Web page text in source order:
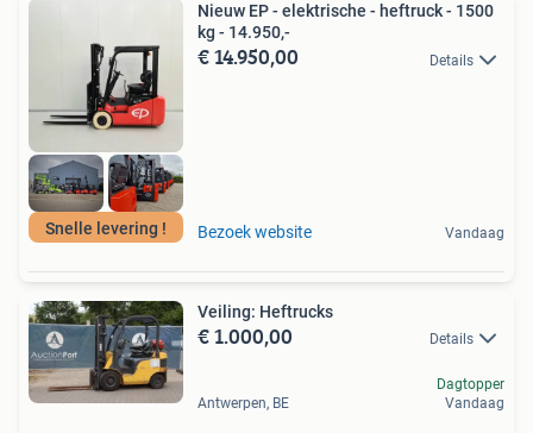
Snelle levering !
Nieuw EP - elektrische - heftruck - 1500
kg - 14.950,-
€ 14.950,00 Details
Bezoek website Vandaag
Veiling: Heftrucks
€ 1.000,00 Details
Antwerpen, BE
Dagtopper
Vandaag